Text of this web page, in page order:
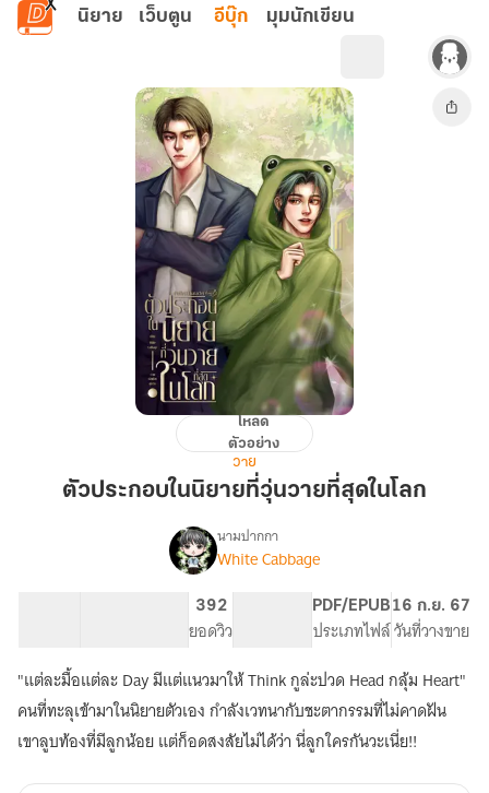
ข้ามไปยังเนื้อหาหลัก
นิยาย เว็บตูน อีบุ๊ก มุมนักเขียน
ตัวประกอบ
นิยาย
วุ่นวาย
โหลด
ตัวอย่าง
วาย
ตัวประกอบในนิยายที่วุ่นวายที่สุดในโลก
เรื่อง
วุ่นวาย
ที่สุด
ใน
โลก
นามปากกา
White Cabbage
392
ยอดวิว
PDF/EPUB
ประเภทไฟล์
16 ก.ย. 67
วันที่วางขาย
"แต่ละมื้อแต่ละ Day มีแต่แนวมาให้ Think กูล่ะปวด Head กลุ้ม Heart"
คนที่ทะลุเข้ามาในนิยายตัวเอง กำลังเวทนากับชะตากรรมที่ไม่คาดฝัน
เขาลูบท้องที่มีลูกน้อย แต่ก็อดสงสัยไม่ได้ว่า นี่ลูกใครกันวะเนี่ย!!